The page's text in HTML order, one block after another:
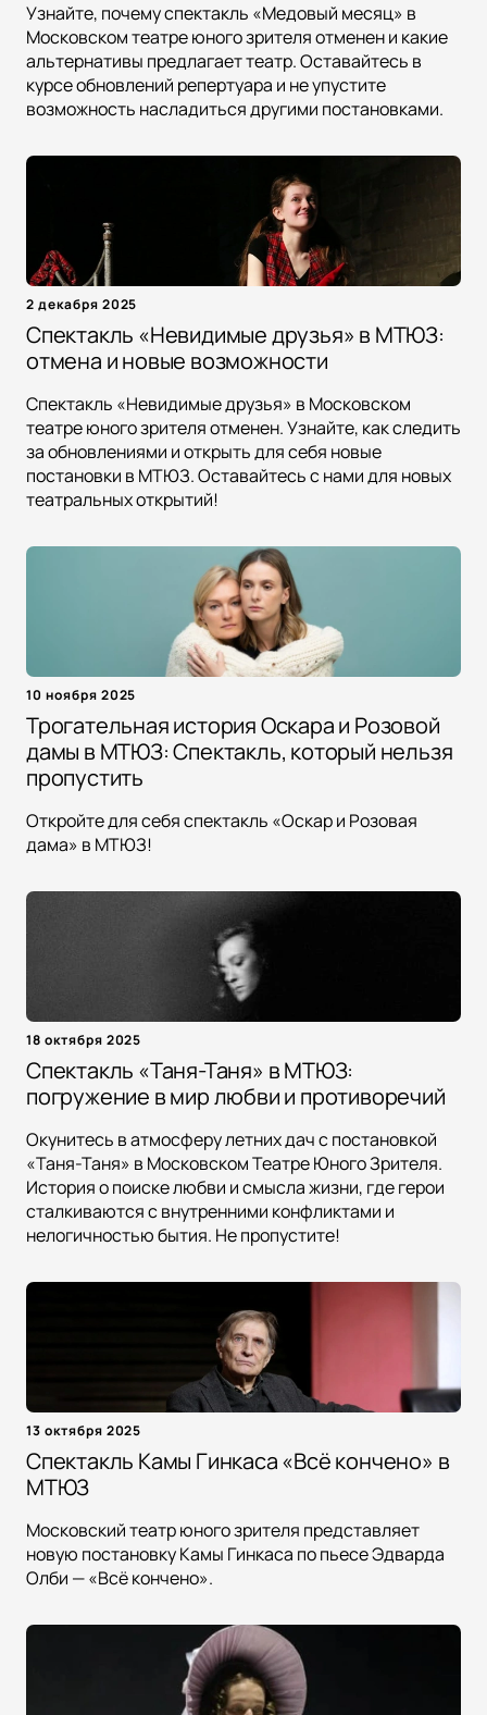
Узнайте, почему спектакль «Медовый месяц» в
Московском театре юного зрителя отменен и какие
альтернативы предлагает театр. Оставайтесь в
курсе обновлений репертуара и не упустите
возможность насладиться другими постановками.
2 декабря 2025
Спектакль «Невидимые друзья» в МТЮЗ:
отмена и новые возможности
Спектакль «Невидимые друзья» в Московском
театре юного зрителя отменен. Узнайте, как следить
за обновлениями и открыть для себя новые
постановки в МТЮЗ. Оставайтесь с нами для новых
театральных открытий!
10 ноября 2025
Трогательная история Оскара и Розовой
дамы в МТЮЗ: Спектакль, который нельзя
пропустить
Откройте для себя спектакль «Оскар и Розовая
дама» в МТЮЗ!
18 октября 2025
Спектакль «Таня-Таня» в МТЮЗ:
погружение в мир любви и противоречий
Окунитесь в атмосферу летних дач с постановкой
«Таня-Таня» в Московском Театре Юного Зрителя.
История о поиске любви и смысла жизни, где герои
сталкиваются с внутренними конфликтами и
нелогичностью бытия. Не пропустите!
13 октября 2025
Спектакль Камы Гинкаса «Всё кончено» в
МТЮЗ
Московский театр юного зрителя представляет
новую постановку Камы Гинкаса по пьесе Эдварда
Олби — «Всё кончено».